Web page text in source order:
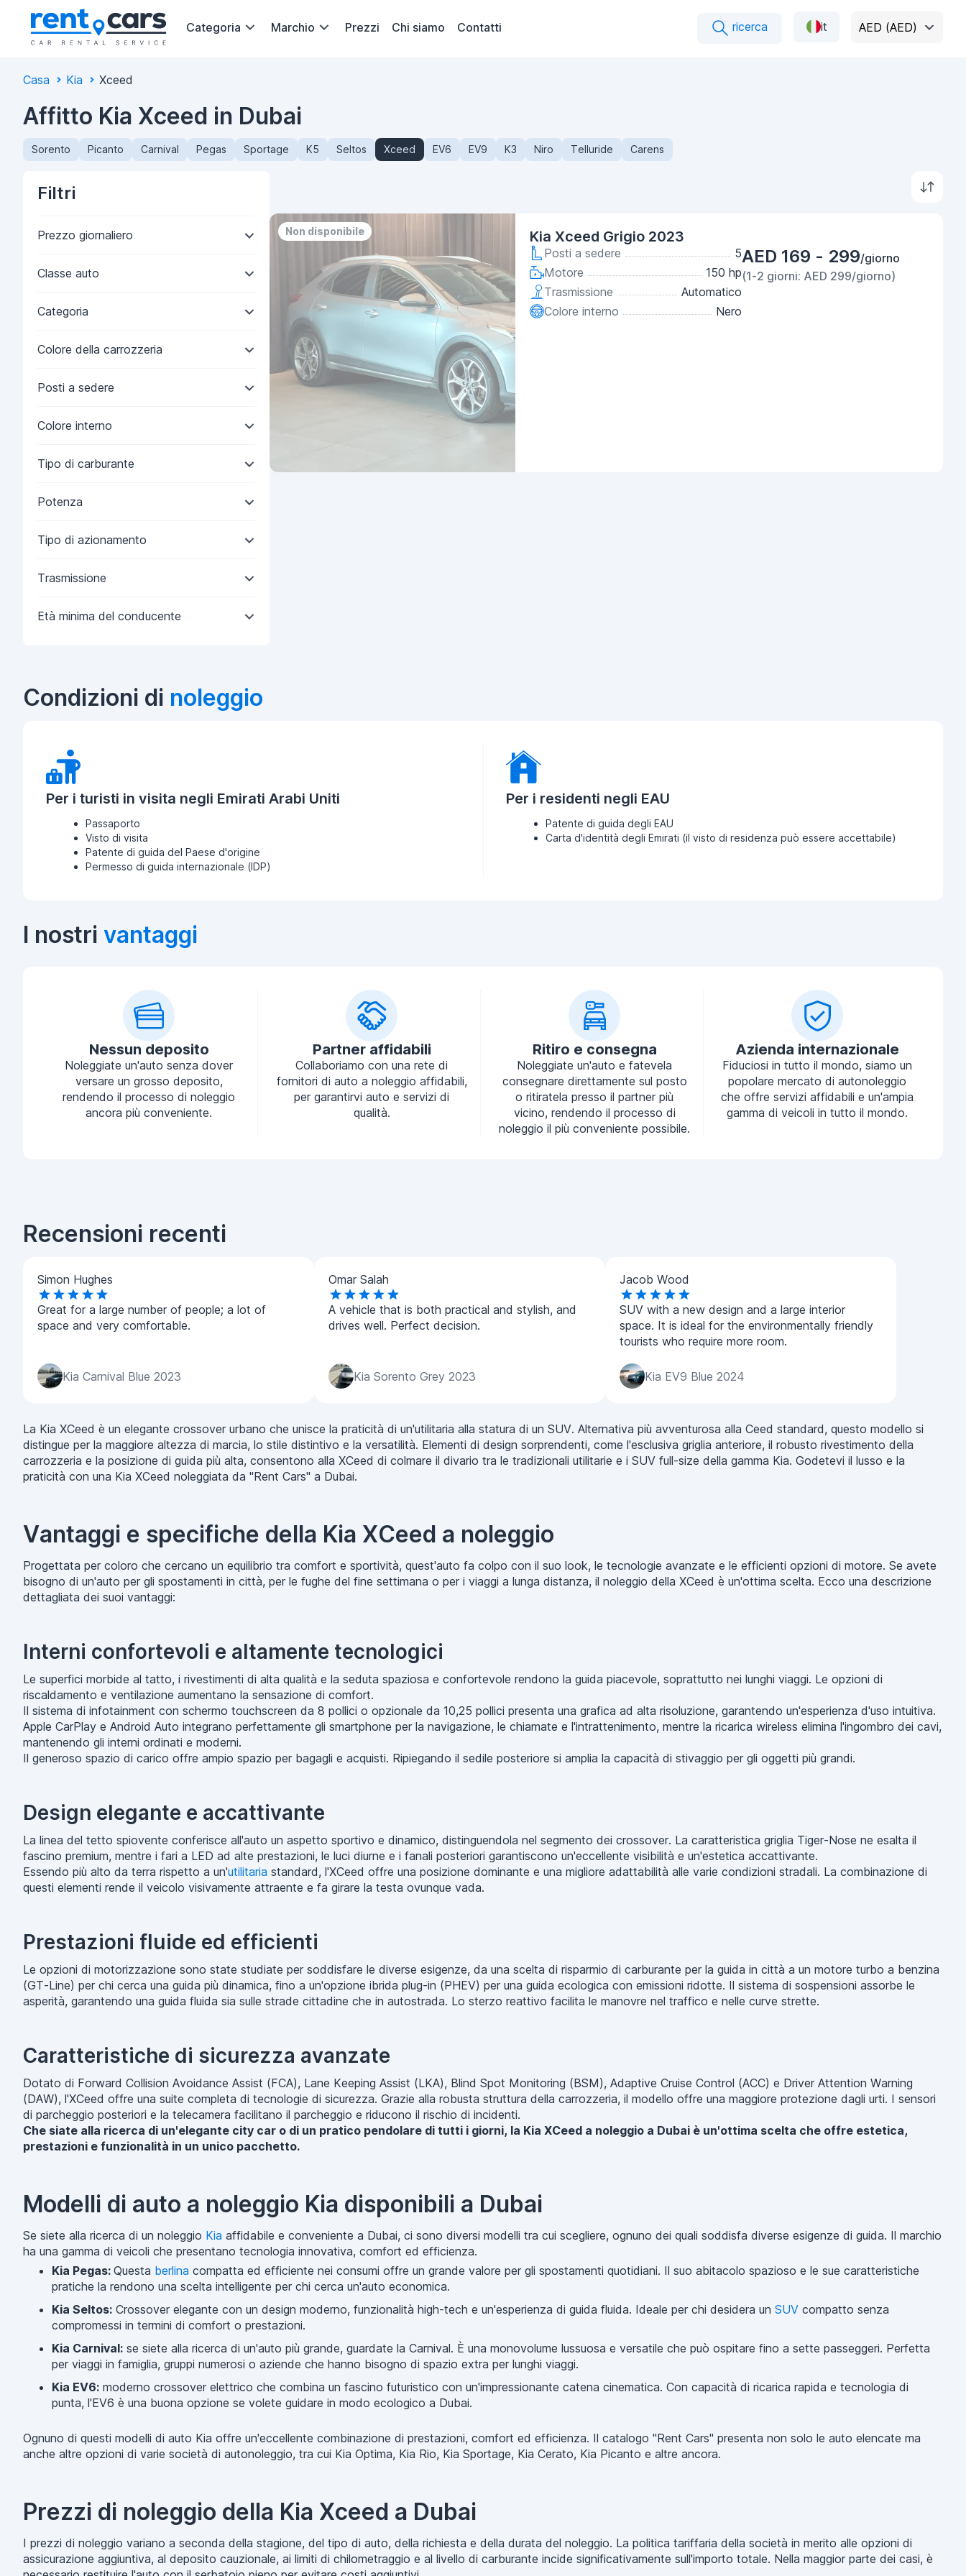
Categoria Marchio Prezzi Chi siamo Contatti ricerca it AED (AED)
Casa Kia Xceed
Affitto Kia Xceed in Dubai
Sorento Picanto Carnival Pegas Sportage K5 Seltos Xceed EV6 EV9 K3 Niro Telluride Carens
Filtri
Prezzo giornaliero
Classe auto
Categoria
Colore della carrozzeria
Posti a sedere
Colore interno
Tipo di carburante
Potenza
Tipo di azionamento
Trasmissione
Età minima del conducente
Non disponibile Kia Xceed Grigio 2023
Posti a sedere
5
Motore
150 hp
Trasmissione
Automatico
Colore interno
Nero
AED 169 - 299/giorno
(1-2 giorni: AED 299/giorno)
Condizioni di noleggio
Per i turisti in visita negli Emirati Arabi Uniti
Passaporto
Visto di visita
Patente di guida del Paese d'origine
Permesso di guida internazionale (IDP)
Per i residenti negli EAU
Patente di guida degli EAU
Carta d'identità degli Emirati (il visto di residenza può essere accettabile)
I nostri vantaggi
Nessun deposito
Noleggiate un'auto senza dover
versare un grosso deposito,
rendendo il processo di noleggio
ancora più conveniente.
Partner affidabili
Collaboriamo con una rete di
fornitori di auto a noleggio affidabili,
per garantirvi auto e servizi di
qualità.
Ritiro e consegna
Noleggiate un'auto e fatevela
consegnare direttamente sul posto
o ritiratela presso il partner più
vicino, rendendo il processo di
noleggio il più conveniente possibile.
Azienda internazionale
Fiduciosi in tutto il mondo, siamo un
popolare mercato di autonoleggio
che offre servizi affidabili e un'ampia
gamma di veicoli in tutto il mondo.
Recensioni recenti
Simon Hughes
Great for a large number of people; a lot of
space and very comfortable.
Kia Carnival Blue 2023
Omar Salah
A vehicle that is both practical and stylish, and
drives well. Perfect decision.
Kia Sorento Grey 2023
Jacob Wood
SUV with a new design and a large interior
space. It is ideal for the environmentally friendly
tourists who require more room.
Kia EV9 Blue 2024
La Kia XCeed è un elegante crossover urbano che unisce la praticità di un'utilitaria alla statura di un SUV. Alternativa più avventurosa alla Ceed standard, questo modello si
distingue per la maggiore altezza di marcia, lo stile distintivo e la versatilità. Elementi di design sorprendenti, come l'esclusiva griglia anteriore, il robusto rivestimento della
carrozzeria e la posizione di guida più alta, consentono alla XCeed di colmare il divario tra le tradizionali utilitarie e i SUV full-size della gamma Kia. Godetevi il lusso e la
praticità con una Kia XCeed noleggiata da "Rent Cars" a Dubai.
Vantaggi e specifiche della Kia XCeed a noleggio
Progettata per coloro che cercano un equilibrio tra comfort e sportività, quest'auto fa colpo con il suo look, le tecnologie avanzate e le efficienti opzioni di motore. Se avete
bisogno di un'auto per gli spostamenti in città, per le fughe del fine settimana o per i viaggi a lunga distanza, il noleggio della XCeed è un'ottima scelta. Ecco una descrizione
dettagliata dei suoi vantaggi:
Interni confortevoli e altamente tecnologici
Le superfici morbide al tatto, i rivestimenti di alta qualità e la seduta spaziosa e confortevole rendono la guida piacevole, soprattutto nei lunghi viaggi. Le opzioni di
riscaldamento e ventilazione aumentano la sensazione di comfort.
Il sistema di infotainment con schermo touchscreen da 8 pollici o opzionale da 10,25 pollici presenta una grafica ad alta risoluzione, garantendo un'esperienza d'uso intuitiva.
Apple CarPlay e Android Auto integrano perfettamente gli smartphone per la navigazione, le chiamate e l'intrattenimento, mentre la ricarica wireless elimina l'ingombro dei cavi,
mantenendo gli interni ordinati e moderni.
Il generoso spazio di carico offre ampio spazio per bagagli e acquisti. Ripiegando il sedile posteriore si amplia la capacità di stivaggio per gli oggetti più grandi.
Design elegante e accattivante
La linea del tetto spiovente conferisce all'auto un aspetto sportivo e dinamico, distinguendola nel segmento dei crossover. La caratteristica griglia Tiger-Nose ne esalta il
fascino premium, mentre i fari a LED ad alte prestazioni, le luci diurne e i fanali posteriori garantiscono un'eccellente visibilità e un'estetica accattivante.
Essendo più alto da terra rispetto a un'utilitaria standard, l'XCeed offre una posizione dominante e una migliore adattabilità alle varie condizioni stradali. La combinazione di
questi elementi rende il veicolo visivamente attraente e fa girare la testa ovunque vada.
Prestazioni fluide ed efficienti
Le opzioni di motorizzazione sono state studiate per soddisfare le diverse esigenze, da una scelta di risparmio di carburante per la guida in città a un motore turbo a benzina
(GT-Line) per chi cerca una guida più dinamica, fino a un'opzione ibrida plug-in (PHEV) per una guida ecologica con emissioni ridotte. Il sistema di sospensioni assorbe le
asperità, garantendo una guida fluida sia sulle strade cittadine che in autostrada. Lo sterzo reattivo facilita le manovre nel traffico e nelle curve strette.
Caratteristiche di sicurezza avanzate
Dotato di Forward Collision Avoidance Assist (FCA), Lane Keeping Assist (LKA), Blind Spot Monitoring (BSM), Adaptive Cruise Control (ACC) e Driver Attention Warning
(DAW), l'XCeed offre una suite completa di tecnologie di sicurezza. Grazie alla robusta struttura della carrozzeria, il modello offre una maggiore protezione dagli urti. I sensori
di parcheggio posteriori e la telecamera facilitano il parcheggio e riducono il rischio di incidenti.
Che siate alla ricerca di un'elegante city car o di un pratico pendolare di tutti i giorni, la Kia XCeed a noleggio a Dubai è un'ottima scelta che offre estetica,
prestazioni e funzionalità in un unico pacchetto.
Modelli di auto a noleggio Kia disponibili a Dubai
Se siete alla ricerca di un noleggio Kia affidabile e conveniente a Dubai, ci sono diversi modelli tra cui scegliere, ognuno dei quali soddisfa diverse esigenze di guida. Il marchio
ha una gamma di veicoli che presentano tecnologia innovativa, comfort ed efficienza.
Kia Pegas: Questa berlina compatta ed efficiente nei consumi offre un grande valore per gli spostamenti quotidiani. Il suo abitacolo spazioso e le sue caratteristiche
pratiche la rendono una scelta intelligente per chi cerca un'auto economica.
Kia Seltos: Crossover elegante con un design moderno, funzionalità high-tech e un'esperienza di guida fluida. Ideale per chi desidera un SUV compatto senza
compromessi in termini di comfort o prestazioni.
Kia Carnival: se siete alla ricerca di un'auto più grande, guardate la Carnival. È una monovolume lussuosa e versatile che può ospitare fino a sette passeggeri. Perfetta
per viaggi in famiglia, gruppi numerosi o aziende che hanno bisogno di spazio extra per lunghi viaggi.
Kia EV6: moderno crossover elettrico che combina un fascino futuristico con un'impressionante catena cinematica. Con capacità di ricarica rapida e tecnologia di
punta, l'EV6 è una buona opzione se volete guidare in modo ecologico a Dubai.
Ognuno di questi modelli di auto Kia offre un'eccellente combinazione di prestazioni, comfort ed efficienza. Il catalogo "Rent Cars" presenta non solo le auto elencate ma
anche altre opzioni di varie società di autonoleggio, tra cui Kia Optima, Kia Rio, Kia Sportage, Kia Cerato, Kia Picanto e altre ancora.
Prezzi di noleggio della Kia Xceed a Dubai
I prezzi di noleggio variano a seconda della stagione, del tipo di auto, della richiesta e della durata del noleggio. La politica tariffaria della società in merito alle opzioni di
assicurazione aggiuntiva, al deposito cauzionale, ai limiti di chilometraggio e al livello di carburante incide significativamente sull'importo totale. Nella maggior parte dei casi, è